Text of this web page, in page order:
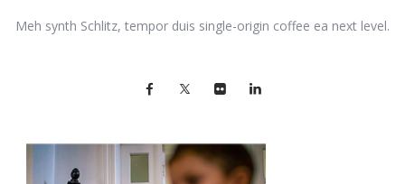
Meh synth Schlitz, tempor duis single-origin coffee ea next level.